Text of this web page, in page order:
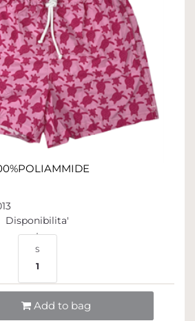
Disponibilita'
S
1
Add to bag